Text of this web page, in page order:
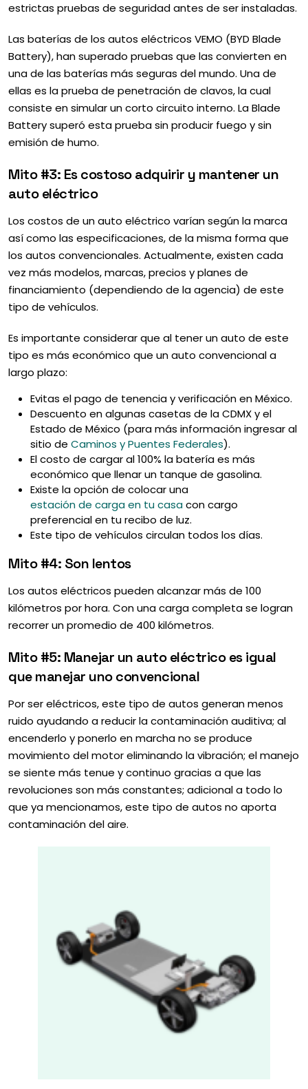
estrictas pruebas de seguridad antes de ser instaladas.
Las baterías de los autos eléctricos VEMO (BYD Blade
Battery), han superado pruebas que las convierten en
una de las baterías más seguras del mundo. Una de
ellas es la prueba de penetración de clavos, la cual
consiste en simular un corto circuito interno. La Blade
Battery superó esta prueba sin producir fuego y sin
emisión de humo.
Mito #3: Es costoso adquirir y mantener un
auto eléctrico
Los costos de un auto eléctrico varían según la marca
así como las especificaciones, de la misma forma que
los autos convencionales. Actualmente, existen cada
vez más modelos, marcas, precios y planes de
financiamiento (dependiendo de la agencia) de este
tipo de vehículos.
Es importante considerar que al tener un auto de este
tipo es más económico que un auto convencional a
largo plazo:
Evitas el pago de tenencia y verificación en México.
Descuento en algunas casetas de la CDMX y el
Estado de México (para más información ingresar al
sitio de Caminos y Puentes Federales).
El costo de cargar al 100% la batería es más
económico que llenar un tanque de gasolina.
Existe la opción de colocar una
estación de carga en tu casacon cargo
preferencial en tu recibo de luz.
Este tipo de vehículos circulan todos los días.
Mito #4: Son lentos
Los autos eléctricos pueden alcanzar más de 100
kilómetros por hora. Con una carga completa se logran
recorrer un promedio de 400 kilómetros.
Mito #5: Manejar un auto eléctrico es igual
que manejar uno convencional
Por ser eléctricos, este tipo de autos generan menos
ruido ayudando a reducir la contaminación auditiva; al
encenderlo y ponerlo en marcha no se produce
movimiento del motor eliminando la vibración; el manejo
se siente más tenue y continuo gracias a que las
revoluciones son más constantes; adicional a todo lo
que ya mencionamos, este tipo de autos no aporta
contaminación del aire.